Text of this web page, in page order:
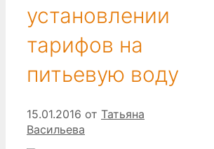
установлении
тарифов на
питьевую воду
15.01.2016 от Татьяна
Васильева